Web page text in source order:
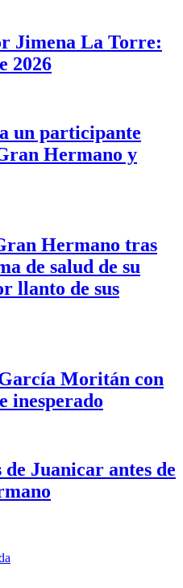
Jimena La Torre:
2026
un participante
Hermano y
Hermano tras
de salud de su
llanto de sus
Moritán con
inesperado
Juanicar antes de